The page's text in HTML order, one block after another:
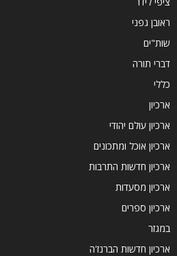
ראובן גפני
שות"ים
דברי תורה
כללי
ארכיון
ארכיון עולם יהודי
ארכיון אוכל ומתכונים
ארכיון חדשות התרבות
ארכיון מסעדות
ארכיון ספרים
במגזר
ארכיון חדשות הברנז'ה